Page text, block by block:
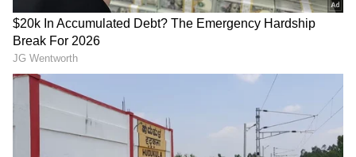
ಪ್ರಧಾನಿ ಮೋದಿ ಮಾದರಿಯಲ್ಲೇ
ವಿಡಿಯೋ ಹರಿಬಿಟ್ಟ ಸಿಎಂ ಡಿಕೆ
ನಿರ್ಮಾಣಕ್ಕೆ ಹೊಸ ರಾಜಕೀಯ